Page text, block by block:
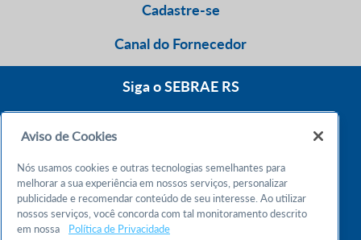
Cadastre-se
Canal do Fornecedor
Siga o SEBRAE RS
Atendimento 24h
Chame no WhatsApp
Aviso de Cookies
Nós usamos cookies e outras tecnologias semelhantes para
melhorar a sua experiência em nossos serviços, personalizar
publicidade e recomendar conteúdo de seu interesse. Ao utilizar
nossos serviços, você concorda com tal monitoramento descrito
em nossa
Política de Privacidade